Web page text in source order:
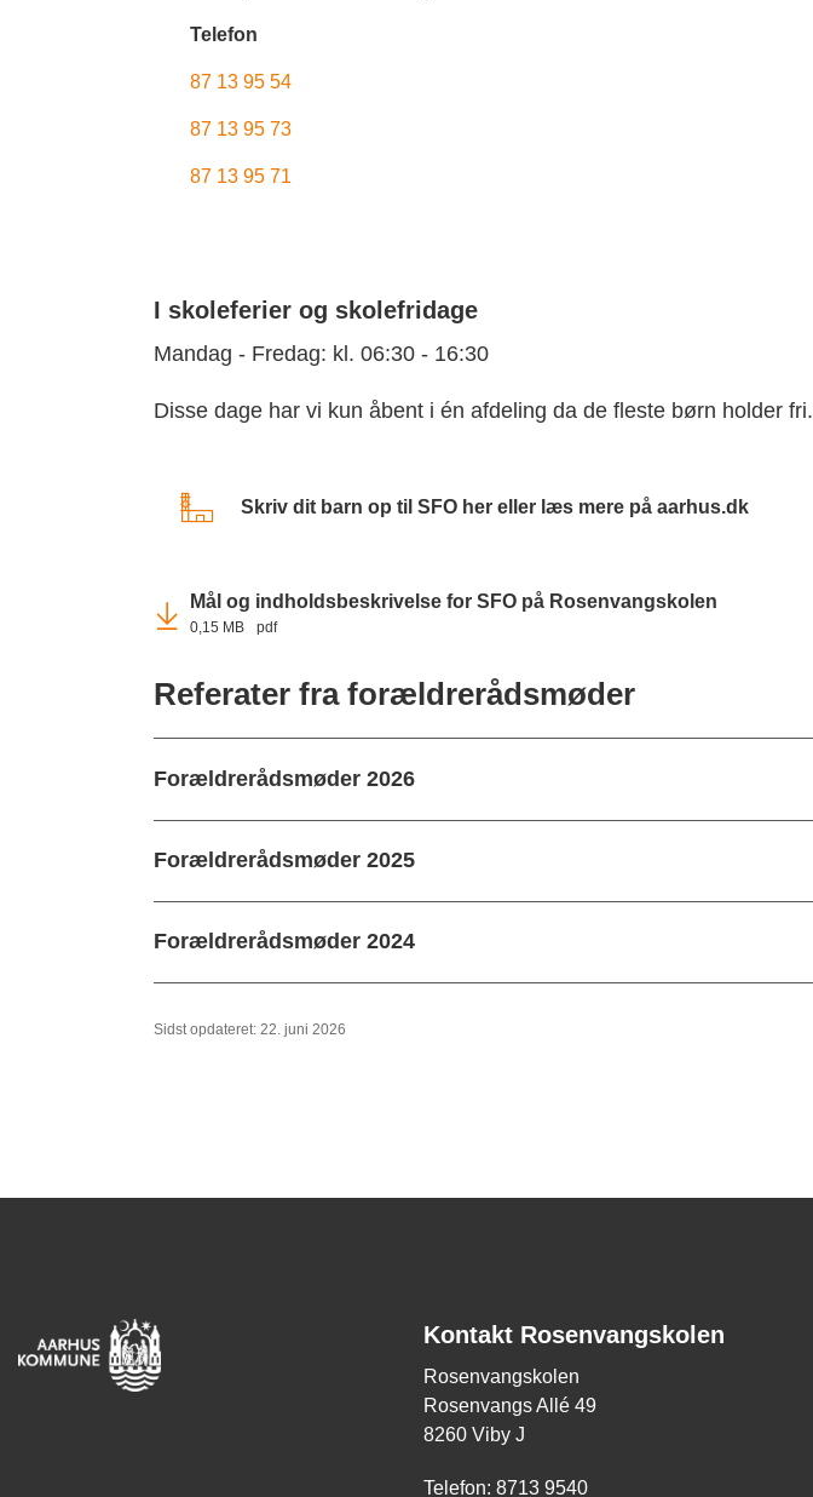
Telefon
87 13 95 54
87 13 95 73
87 13 95 71
I skoleferier og skolefridage
Mandag - Fredag: kl. 06:30 - 16:30
Disse dage har vi kun åbent i én afdeling da de fleste børn holder fri.
Skriv dit barn op til SFO her eller læs mere på aarhus.dk
Mål og indholdsbeskrivelse for SFO på Rosenvangskolen
0,15 MB pdf
Referater fra forældrerådsmøder
Forældrerådsmøder 2026
Forældrerådsmøder 2025
Forældrerådsmøder 2024
Sidst opdateret: 22. juni 2026
Kontakt Rosenvangskolen
Rosenvangskolen
Rosenvangs Allé 49
8260 Viby J
Telefon: 8713 9540